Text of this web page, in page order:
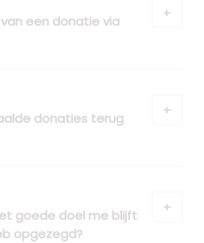
een donatie via
donaties terug
goede doel me blijft
opgezegd?